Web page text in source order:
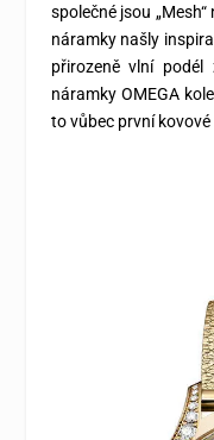
společné jsou
náramky našly
přirozeně vlní podél
náramky OMEGA
to vůbec první